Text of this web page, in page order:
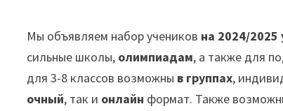
Мы объявляем набор учеников на 2024/2025
сильные школы, олимпиадам, а также для
для 3-8 классов возможны в группах,
очный, так и онлайн формат. Также